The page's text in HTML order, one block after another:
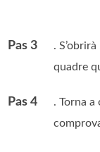
Pas 3 .
quadre
Pas 4
. Torna